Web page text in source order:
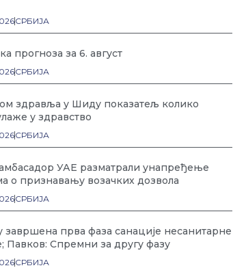
СРБИЈА
прогноза за 6. август
СРБИЈА
здравља у Шиду показатељ колико
у здравство
СРБИЈА
УАЕ разматрали унапређење
о признавању возачких дозвола
СРБИЈА
прва фаза санације несанитарне
Павков: Спремни за другу фазу
СРБИЈА